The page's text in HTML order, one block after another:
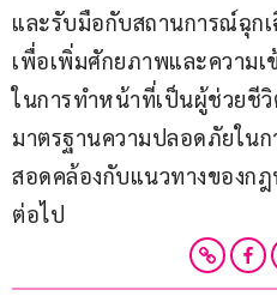
และรับมือกับสถานการณ์ฉุกเ
เพื่อเพิ่มศักยภาพและความเ
ในการทำหน้าที่เป็นผู้ช่วยชี
มาตรฐานความปลอดภัยในก
สอดคล้องกับแนวทางของก
ต่อไป